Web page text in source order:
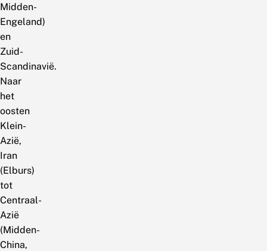
Midden-
Engeland)
en
Zuid-
Scandinavië.
Naar
het
oosten
Klein-
Azië,
Iran
(Elburs)
tot
Centraal-
Azië
(Midden-
China,